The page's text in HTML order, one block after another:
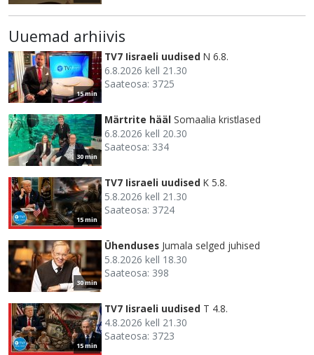
Uuemad arhiivis
15 min
TV7 Iisraeli uudised N 6.8.
6.8.2026 kell 21.30
Saateosa: 3725
30 min
Märtrite hääl Somaalia kristlased
6.8.2026 kell 20.30
Saateosa: 334
15 min
TV7 Iisraeli uudised K 5.8.
5.8.2026 kell 21.30
Saateosa: 3724
30 min
Ühenduses Jumala selged juhised
5.8.2026 kell 18.30
Saateosa: 398
15 min
TV7 Iisraeli uudised T 4.8.
4.8.2026 kell 21.30
Saateosa: 3723